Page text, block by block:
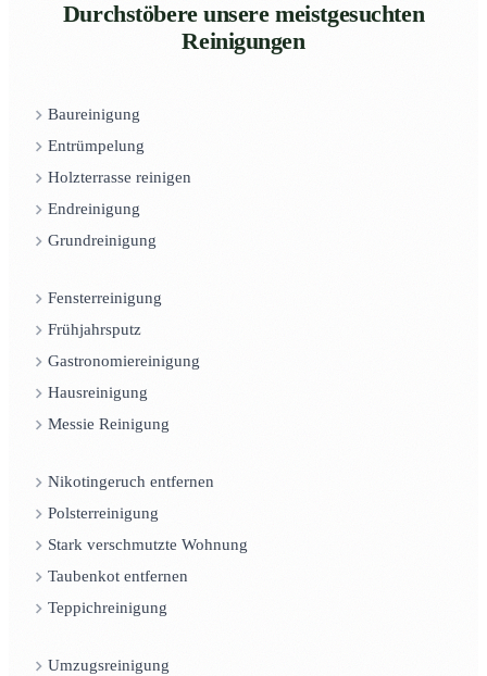
Durchstöbere unsere meistgesuchten
Reinigungen
Baureinigung
Entrümpelung
Holzterrasse reinigen
Endreinigung
Grundreinigung
Fensterreinigung
Frühjahrsputz
Gastronomiereinigung
Hausreinigung
Messie Reinigung
Nikotingeruch entfernen
Polsterreinigung
Stark verschmutzte Wohnung
Taubenkot entfernen
Teppichreinigung
Umzugsreinigung